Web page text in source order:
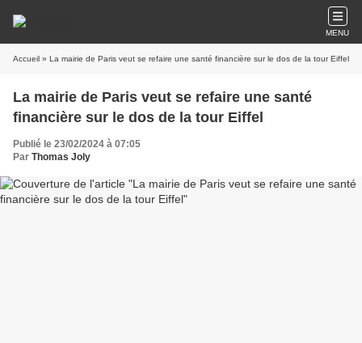
MENU
Accueil » La mairie de Paris veut se refaire une santé financière sur le dos de la tour Eiffel
La mairie de Paris veut se refaire une santé
financière sur le dos de la tour Eiffel
Publié le 23/02/2024 à 07:05
Par Thomas Joly